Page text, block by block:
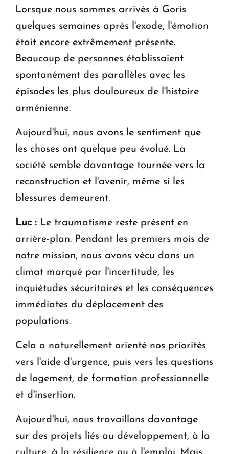
Lorsque nous sommes arrivés à Goris
quelques semaines après l'exode, l'émotion
était encore extrêmement présente.
Beaucoup de personnes établissaient
spontanément des parallèles avec les
épisodes les plus douloureux de l'histoire
arménienne.
Aujourd'hui, nous avons le sentiment que
les choses ont quelque peu évolué. La
société semble davantage tournée vers la
reconstruction et l'avenir, même si les
blessures demeurent.
Luc : Le traumatisme reste présent en
arrière-plan. Pendant les premiers mois de
notre mission, nous avons vécu dans un
climat marqué par l'incertitude, les
inquiétudes sécuritaires et les conséquences
immédiates du déplacement des
populations.
Cela a naturellement orienté nos priorités
vers l'aide d'urgence, puis vers les questions
de logement, de formation professionnelle
et d'insertion.
Aujourd'hui, nous travaillons davantage
sur des projets liés au développement, à la